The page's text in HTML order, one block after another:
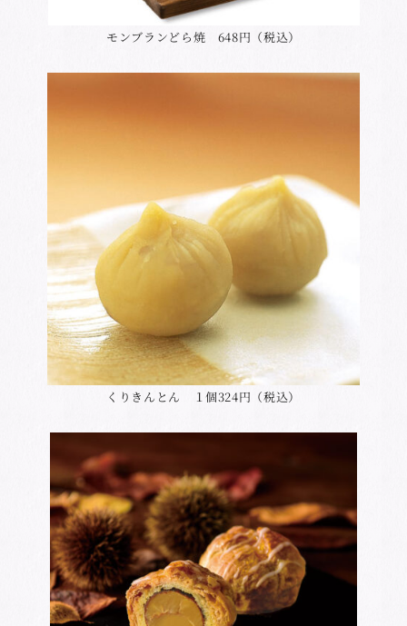
モンブランどら焼 648円（税込）
くりきんとん １個324円（税込）